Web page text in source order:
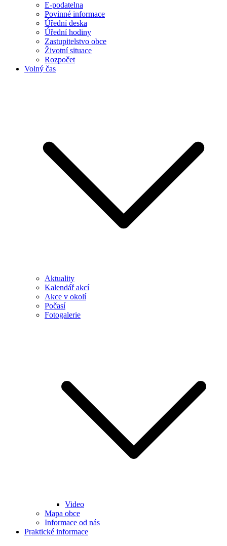
E-podatelna
Povinné informace
Úřední deska
Úřední hodiny
Zastupitelstvo obce
Životní situace
Rozpočet
Volný čas
Aktuality
Kalendář akcí
Akce v okolí
Počasí
Fotogalerie
Video
Mapa obce
Informace od nás
Praktické informace